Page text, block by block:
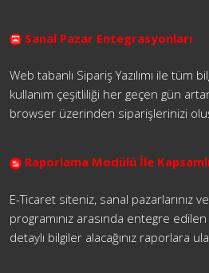
Sanal Pazar Entegrasyonları
Web tabanlı Sipariş Yazılımı ile tüm
kullanım çeşitliliği her geçen gün
browser üzerinden siparişlerinizi
Raporlama Modülü İle
E-Ticaret siteniz, sanal pazarlarınız
programınız arasında entegre
detaylı bilgiler alacağınız raporlara